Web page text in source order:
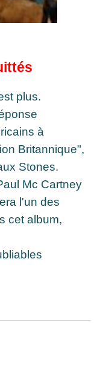
plus.
à
Britannique",
Stones.
Mc Cartney
l'un des
cet album,